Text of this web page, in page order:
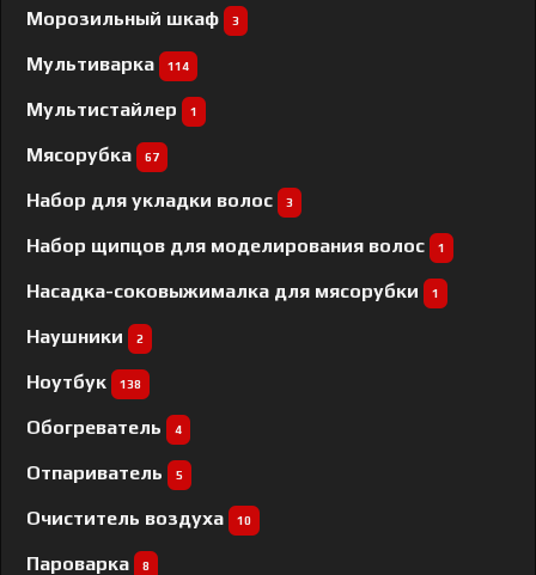
Морозильный шкаф 3
Мультиварка 114
Мультистайлер 1
Мясорубка 67
Набор для укладки волос 3
Набор щипцов для моделирования волос 1
Насадка-соковыжималка для мясорубки 1
Наушники 2
Ноутбук 138
Обогреватель 4
Отпариватель 5
Очиститель воздуха 10
Пароварка 8